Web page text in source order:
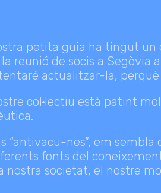
petita guia ha tingut un
reunió de socis a Segòvia
actualitzar-la, perquè
col·lectiu està patint
“antivacu-nes”, em
fonts del
nostra societat, el nostre